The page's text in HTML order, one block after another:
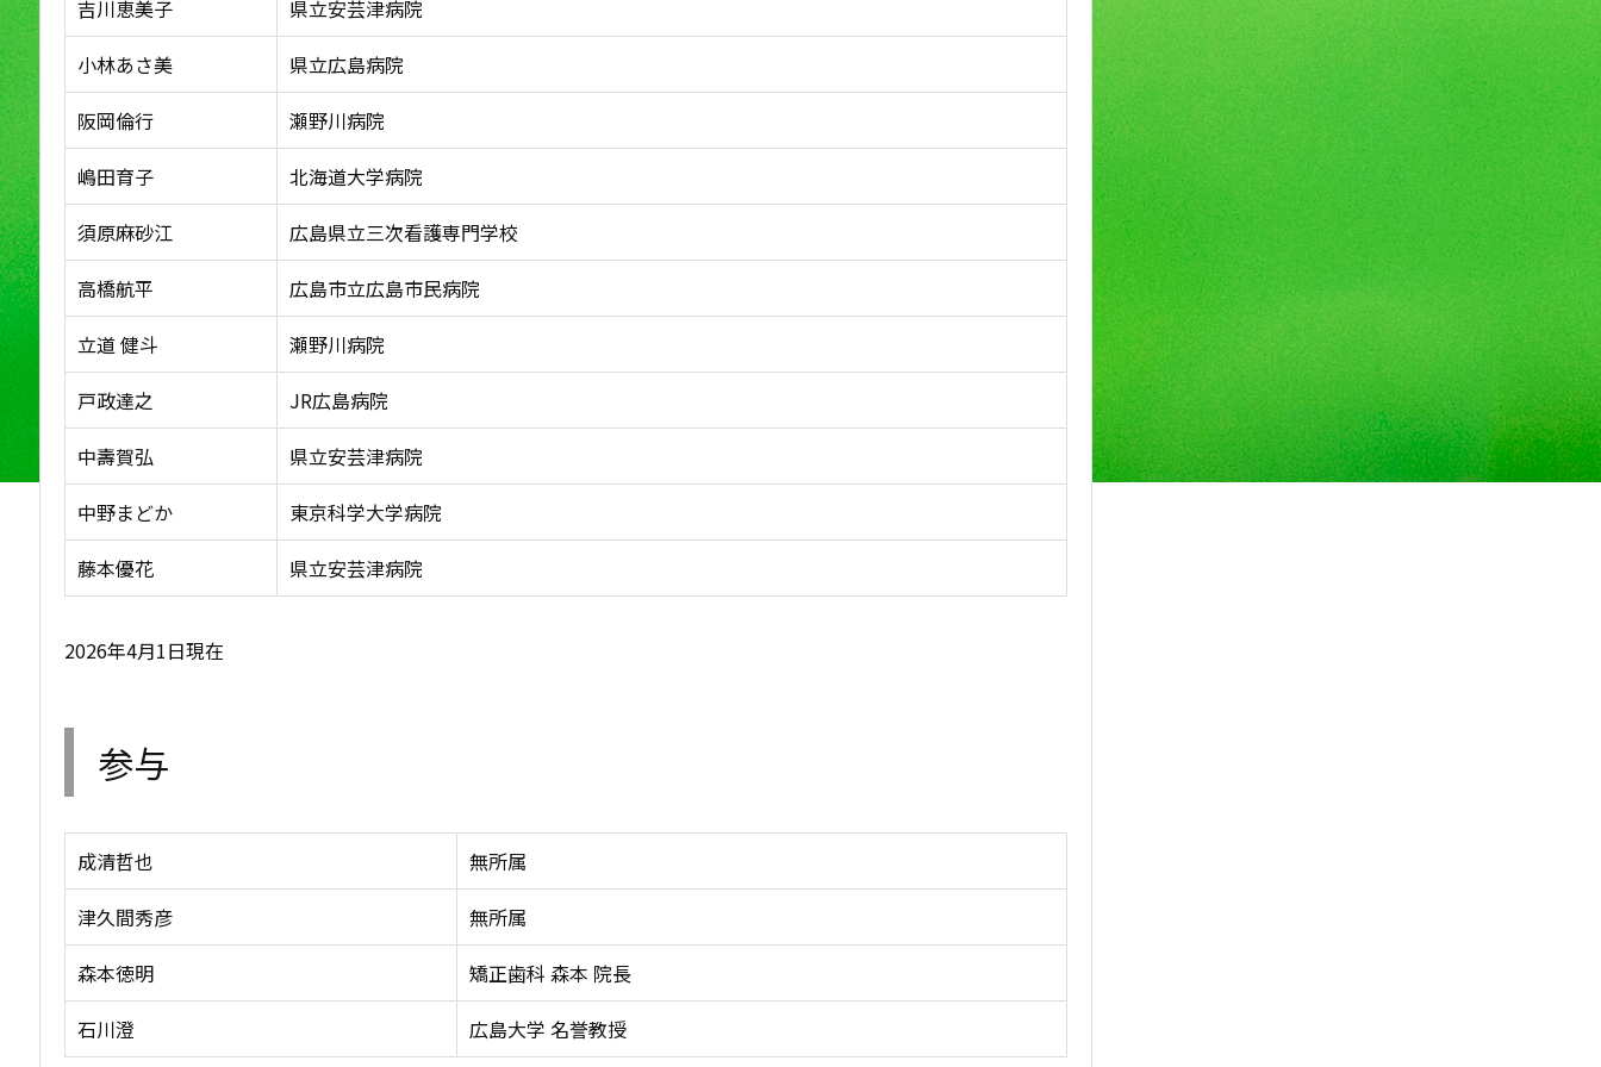
吉川恵美子
県立安芸津病院
小林あさ美
県立広島病院
阪岡倫行
瀬野川病院
嶋田育子
北海道大学病院
須原麻砂江
広島県立三次看護専門学校
高橋航平
広島市立広島市民病院
立道 健斗
瀬野川病院
戸政達之
JR広島病院
中壽賀弘
県立安芸津病院
中野まどか
東京科学大学病院
藤本優花
県立安芸津病院
2026年4月1日現在
参与
成清哲也
無所属
津久間秀彦
無所属
森本徳明
矯正歯科 森本 院長
石川澄
広島大学 名誉教授